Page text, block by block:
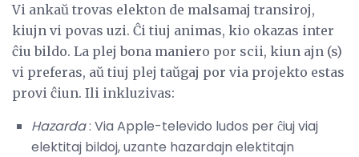
Vi ankaŭ trovas elekton de malsamaj transiroj,
kiujn vi povas uzi. Ĉi tiuj animas, kio okazas inter
ĉiu bildo. La plej bona maniero por scii, kiun ajn (s)
vi preferas, aŭ tiuj plej taŭgaj por via projekto estas
provi ĉiun. Ili inkluzivas:
Hazarda: Via Apple-televido ludos per ĉiuj viaj
elektitaj bildoj, uzante hazardajn elektitajn